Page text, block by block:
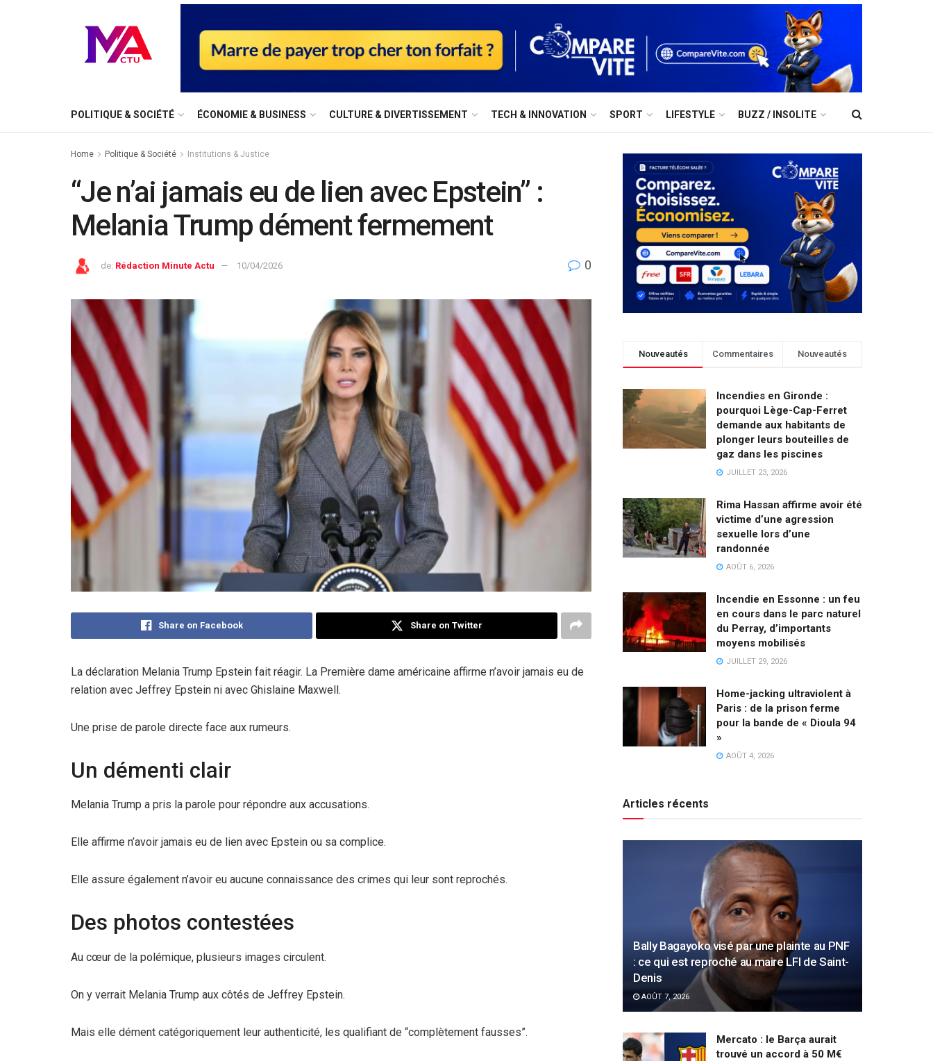
⁠POLITIQUE & SOCIÉTÉ ÉCONOMIE & BUSINESS ⁠CULTURE & DIVERTISSEMENT ⁠TECH & INNOVATION SPORT LIFESTYLE BUZZ / INSOLITE
Home ⁠Politique & Société Institutions & Justice
“Je n’ai jamais eu de lien avec Epstein” :
Melania Trump dément fermement
de: Rédaction Minute Actu 10/04/2026 0
Share on Facebook Share on Twitter
La déclaration Melania Trump Epstein fait réagir. La Première dame américaine affirme n’avoir jamais eu de
relation avec Jeffrey Epstein ni avec Ghislaine Maxwell.
Une prise de parole directe face aux rumeurs.
Un démenti clair
Melania Trump a pris la parole pour répondre aux accusations.
Elle affirme n’avoir jamais eu de lien avec Epstein ou sa complice.
Elle assure également n’avoir eu aucune connaissance des crimes qui leur sont reprochés.
Des photos contestées
Au cœur de la polémique, plusieurs images circulent.
On y verrait Melania Trump aux côtés de Jeffrey Epstein.
Mais elle dément catégoriquement leur authenticité, les qualifiant de “complètement fausses”.
Nouveautés Commentaires Nouveautés
Incendies en Gironde :
pourquoi Lège-Cap-Ferret
demande aux habitants de
plonger leurs bouteilles de
gaz dans les piscines
JUILLET 23, 2026
Rima Hassan affirme avoir été
victime d’une agression
sexuelle lors d’une
randonnée
AOÛT 6, 2026
Incendie en Essonne : un feu
en cours dans le parc naturel
du Perray, d’importants
moyens mobilisés
JUILLET 29, 2026
Home-jacking ultraviolent à
Paris : de la prison ferme
pour la bande de « Dioula 94
»
AOÛT 4, 2026
Articles récents
Bally Bagayoko visé par une plainte au PNF
: ce qui est reproché au maire LFI de Saint-
Denis
AOÛT 7, 2026
Mercato : le Barça aurait
trouvé un accord à 50 M€